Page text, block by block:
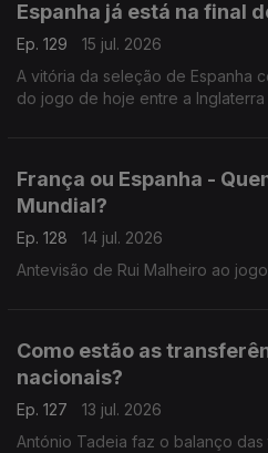
Espanha já está na final
Ep. 129
15 jul. 2026
A vitória da seleção de Espanha
do jogo de hoje entre a
França ou Espanha -
Mundial?
Ep. 128
14 jul. 2026
Antevisão de Rui Malheiro ao
Como estão as
nacionais?
Ep. 127
13 jul. 2026
António Tadeia faz o balanço